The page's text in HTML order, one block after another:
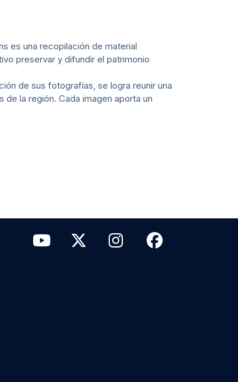
es una recopilación de material
preservar y difundir el patrimonio
de sus fotografías, se logra reunir una
la región. Cada imagen aporta un